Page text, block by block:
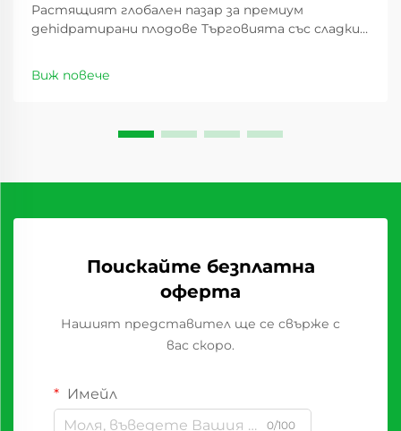
Растящият глобален пазар за премиум
деhidратирани плодове Търговията със сладки
последното десетилетие, като предлага
изгодни възможности за дистрибутори по
Виж повече
Поискайте безплатна
оферта
Нашият представител ще се свърже с
вас скоро.
Имейл
0/100